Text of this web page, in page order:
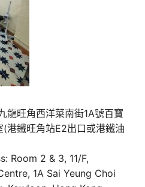
龍旺角西洋菜南街1A號百寶
港鐵旺角站E2出口或港鐵油
Room 2 & 3, 11/F,
1A Sai Yeung Choi